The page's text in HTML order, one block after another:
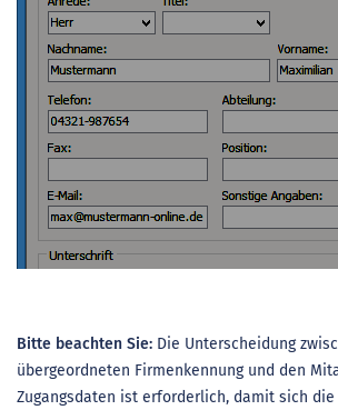
Bitte beachten Sie: Die Unterscheidung
übergeordneten Firmenkennung und den
Zugangsdaten ist erforderlich, damit sich